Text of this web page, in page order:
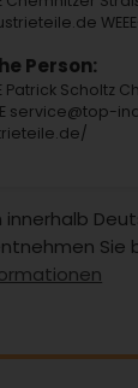
Person:
Patrick Scholtz
service@top-